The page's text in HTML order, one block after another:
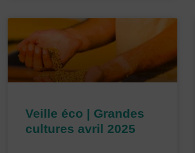
Veille éco | Grandes
cultures avril 2025